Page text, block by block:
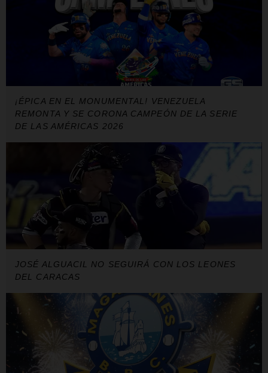
¡ÉPICA EN EL MONUMENTAL! VENEZUELA
REMONTA Y SE CORONA CAMPEÓN DE LA SERIE
DE LAS AMÉRICAS 2026
JOSÉ ALGUACIL NO SEGUIRÁ CON LOS LEONES
DEL CARACAS